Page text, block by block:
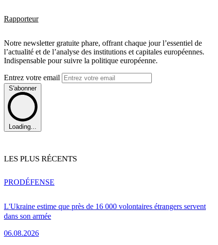
Rapporteur
Notre newsletter gratuite phare, offrant chaque jour l’essentiel de
l’actualité et de l’analyse des institutions et capitales européennes.
Indispensable pour suivre la politique européenne.
Entrez votre email
S'abonner
Loading...
LES PLUS RÉCENTS
L'Ukraine estime que près de 16 000 volontaires étrangers servent
dans son armée
06.08.2026
PRODÉFENSE